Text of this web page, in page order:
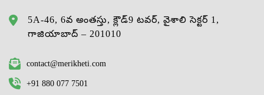
5A-46, 6వ అంతస్తు, క్లౌడ్9 టవర్, వైశాలి సెక్టర్ 1,
గాజియాబాద్ – 201010
contact@merikheti.com
+91 880 077 7501